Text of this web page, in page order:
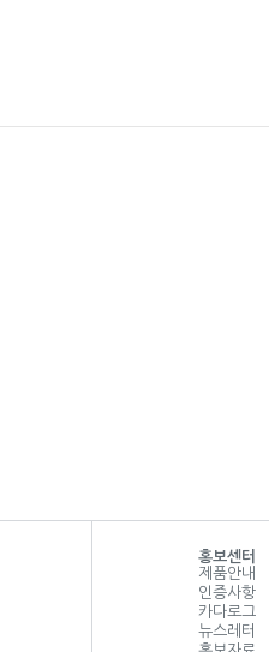
홍보센터
제품안내
인증사항
카다로그
뉴스레터